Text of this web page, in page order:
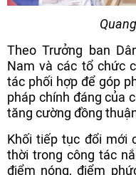
Theo Trưởng ban
Nam và các tổ chức
tác phối hợp để góp
pháp chính đáng của
tăng cường đồng
Khối tiếp tục đổi mới
thời trong công tác
điểm nóng, điểm